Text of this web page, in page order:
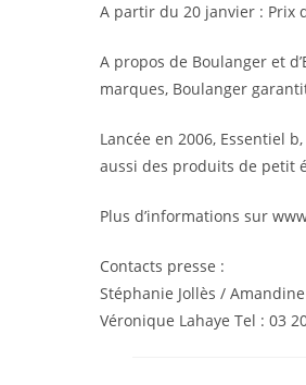
A partir du 20 janvier : Prix
A propos de Boulanger et
marques, Boulanger
Lancée en 2006, Essentiel
aussi des produits de petit
Plus d’informations sur
Contacts presse :
Stéphanie Jollès /
Véronique Lahaye Tel : 03